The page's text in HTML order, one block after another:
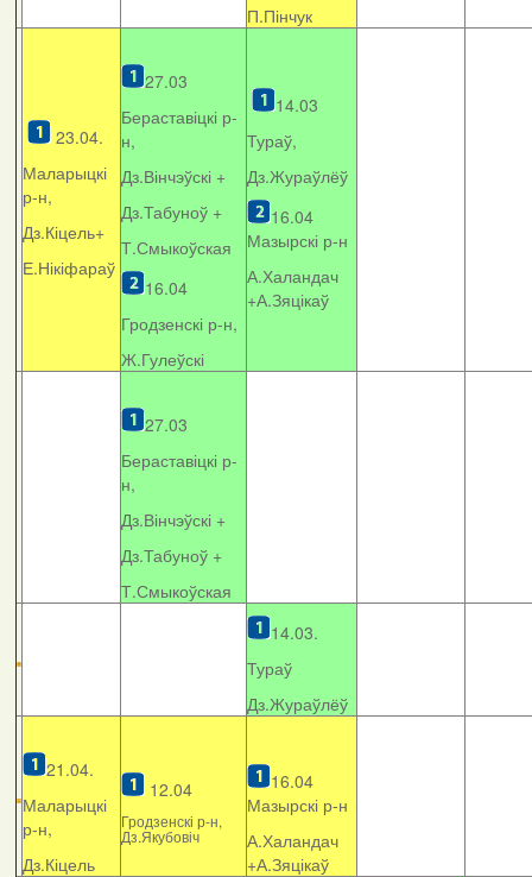
П.Пінчук
23.04.
Маларыцкі
р-н,
Дз.Кіцель+
Е.Нікіфараў
27.03
Бераставіцкі р-
н,
Дз.Вінчэўскі +
Дз.Табуноў +
Т.Смыкоўская
16.04
Гродзенскі р-н,
Ж.Гулеўскі
14.03
Тураў,
Дз.Жураўлёў
16.04
Мазырскі р-н
А.Халандач
+А.Зяцікаў
27.03
Бераставіцкі р-
н,
Дз.Вінчэўскі +
Дз.Табуноў +
Т.Смыкоўская
14.03.
Тураў
Дз.Жураўлёў
21.04.
Маларыцкі
р-н,
Дз.Кіцель
12.04
Гродзенскі р-н,
Дз.Якубовіч
16.04
Мазырскі р-н
А.Халандач
+А.Зяцікаў